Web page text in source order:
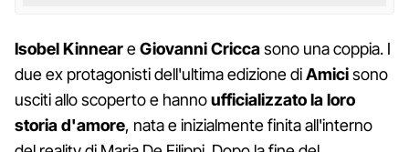
IsobelKinneareGiovanni Criccasono una coppia. I
due ex protagonisti dell'ultima edizione diAmicisono
usciti allo scoperto e hannoufficializzato la loro
storia d'amore, nata e inizialmente finita all'interno